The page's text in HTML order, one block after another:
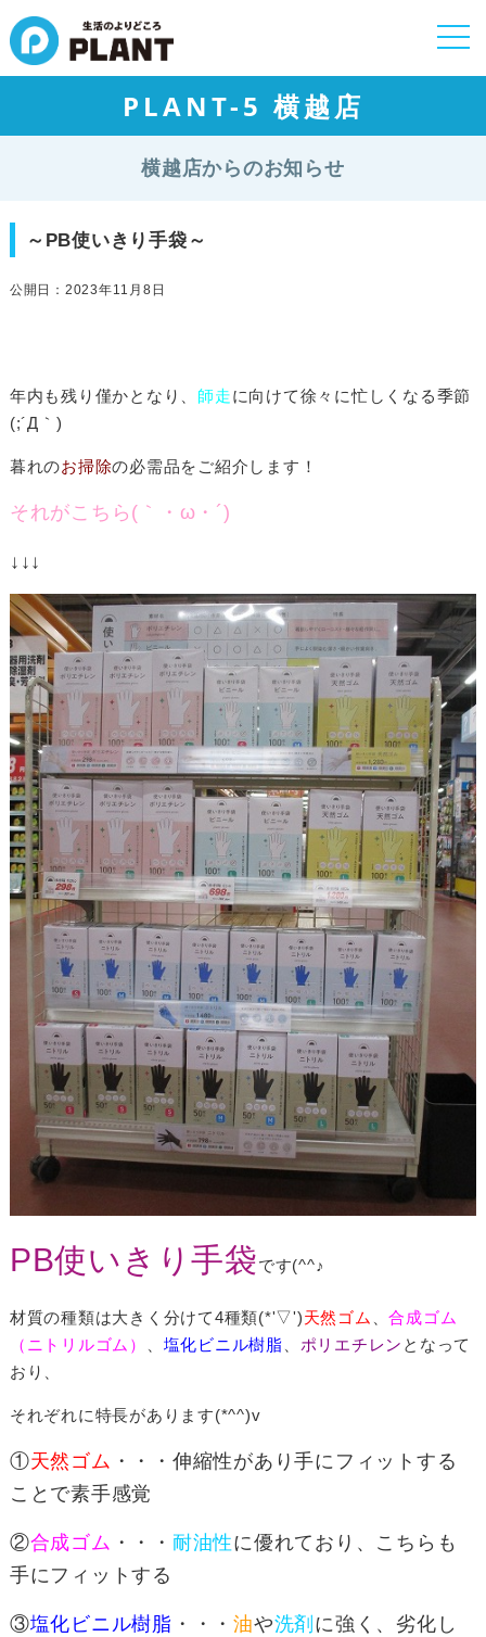
PLANT-5 横越店
横越店からのお知らせ
～PB使いきり手袋～
公開日：2023年11月8日
年内も残り僅かと なり、 師走に向けて徐々に忙しくなる季節
(;´Д｀)
暮れのお掃除の必需品をご紹介します！
それがこちら(｀・ω・´)ゞ
↓↓↓
PB使いきり手袋です(^^♪
材質の種類は大きく分けて4種類(*'▽')天然ゴム 、合成ゴム
（ニトリルゴム）
、 塩化ビニル樹脂、 ポリエチレン となって
おり、
それぞれに特長があります(*^^)v
①天然ゴム ・・・伸縮性があり手にフィットする
ことで素手感覚
②合成ゴム ・・・ 耐油性に優れており、こちらも
手にフィットする
③塩化ビニル樹脂 ・・・油や洗剤 に強く、劣化し